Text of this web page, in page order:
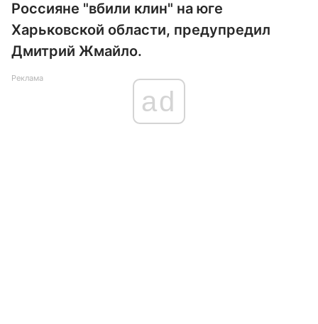
Россияне "вбили клин" на юге
Харьковской области, предупредил
Дмитрий Жмайло.
Реклама
ad